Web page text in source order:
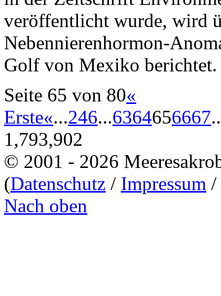
veröffentlicht wurde, wird
Nebennierenhormon-
Golf von Mexiko
Seite 65 von 80«
Erste«...246...6364656667
1,793,902
© 2001 - 2026
(Datenschutz / Impressum /
Nach oben